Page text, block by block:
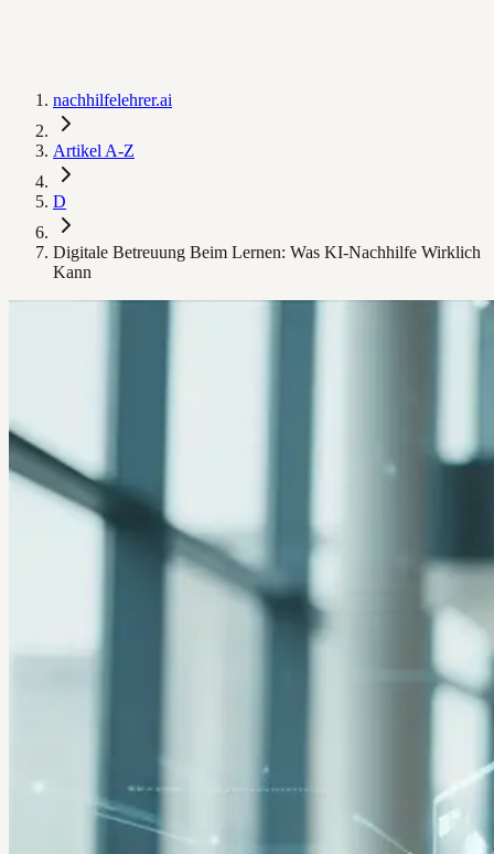
nachhilfelehrer.ai
Artikel A-Z
D
Digitale Betreuung Beim Lernen: Was KI-Nachhilfe Wirklich
Kann